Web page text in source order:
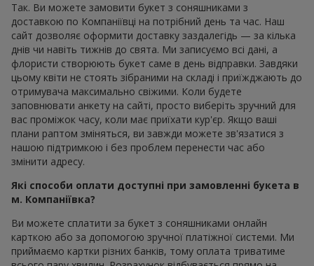
Так. Ви можете замовити букет з соняшниками з
доставкою по Компаніївці на потрібний день та час. Наш
сайт дозволяє оформити доставку заздалегідь — за кілька
днів чи навіть тижнів до свята. Ми записуємо всі дані, а
флористи створюють букет саме в день відправки. Завдяки
цьому квіти не стоять зібраними на складі і приїжджають до
отримувача максимально свіжими. Коли будете
заповнювати анкету на сайті, просто виберіть зручний для
вас проміжок часу, коли має приїхати кур'єр. Якщо ваші
плани раптом зміняться, ви завжди можете зв'язатися з
нашою підтримкою і без проблем перенести час або
змінити адресу.
Які способи оплати доступні при замовленні букета в
м. Компаніївка?
Ви можете сплатити за букет з соняшниками онлайн
карткою або за допомогою зручної платіжної системи. Ми
приймаємо картки різних банків, тому оплата триватиме